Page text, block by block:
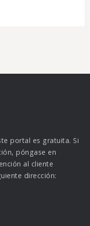
portal es gratuita. Si
póngase en
al cliente
dirección: